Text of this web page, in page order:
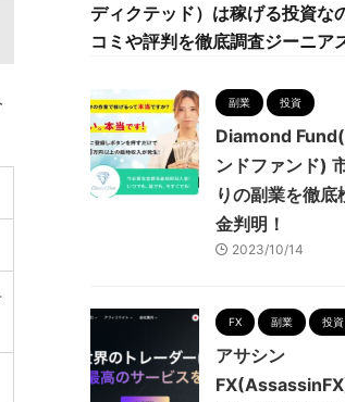
ディクテッド）は稼げる投資な
コミや評判を徹底調査ジーニア
副業 投資
Diamond
ンドファンド)
りの副業を徹底
金判明！
2023/10/14
FX 副業 投資
アサシン